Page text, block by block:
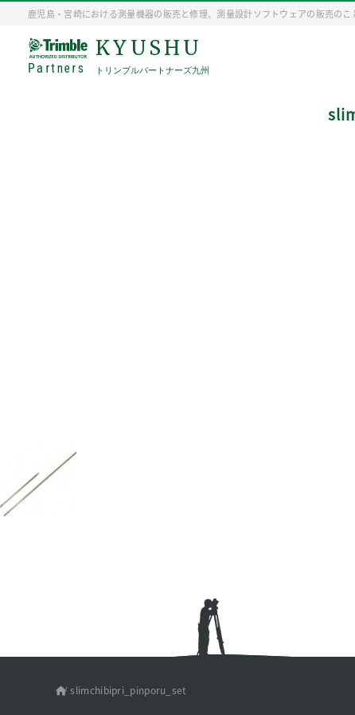
鹿児島・宮崎における測量機器の販売と修理、測量設計ソフトウェアの販売のこ
Partners
KYUSHU
トリンブルパートナーズ九州
/ slimchibipri_pinporu_set